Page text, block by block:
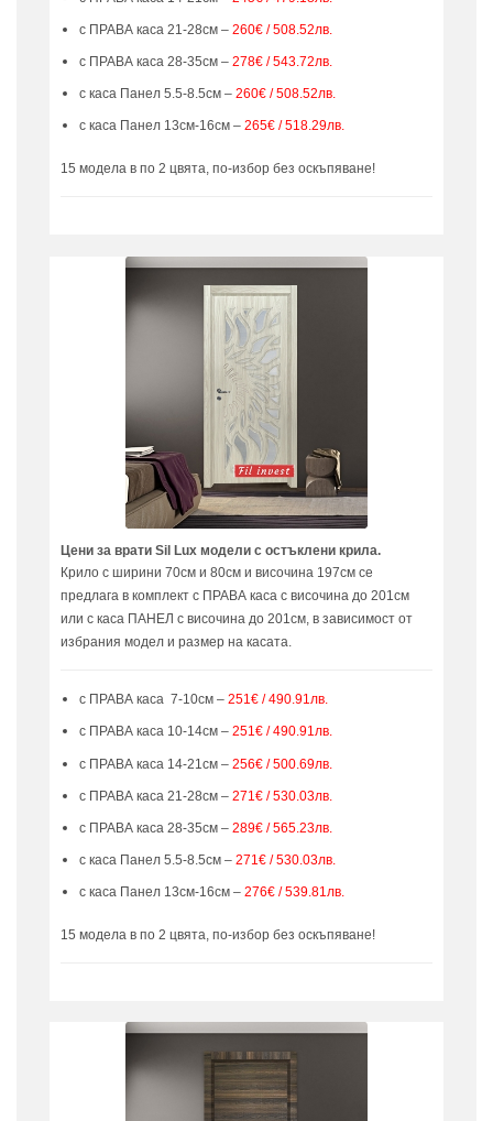
с ПРАВА каса 21-28см –260€ / 508.52лв.
с ПРАВА каса 28-35см –278€ / 543.72лв.
с каса Панел 5.5-8.5см –260€ / 508.52лв.
с каса Панел 13см-16см –265€ / 518.29лв.
15 модела в по 2 цвята, по-избор без оскъпяване!
Цени за врати Sil Lux модели с остъклени крила.
Крило с ширини 70см и 80см и височина 197см се
предлага в комплект с ПРАВА каса с височина до 201см
или с каса ПАНЕЛ с височина до 201см, в зависимост от
избрания модел и размер на касата.
с ПРАВА каса 7-10см –251€ / 490.91лв.
с ПРАВА каса 10-14см –251€ / 490.91лв.
с ПРАВА каса 14-21см –256€ / 500.69лв.
с ПРАВА каса 21-28см –271€ / 530.03лв.
с ПРАВА каса 28-35см –289€ / 565.23лв.
с каса Панел 5.5-8.5см –271€ / 530.03лв.
с каса Панел 13см-16см –276€ / 539.81лв.
15 модела в по 2 цвята, по-избор без оскъпяване!